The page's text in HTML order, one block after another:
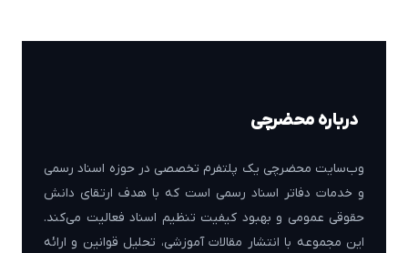
درباره محضرچی
وب‌سایت محضرچی یک پلتفرم تخصصی در حوزه اسناد رسمی
و خدمات دفاتر اسناد رسمی است که با هدف ارتقای دانش
حقوقی عمومی و بهبود کیفیت تنظیم اسناد فعالیت می‌کند.
این مجموعه با انتشار مقالات آموزشی، تحلیل قوانین و ارائه